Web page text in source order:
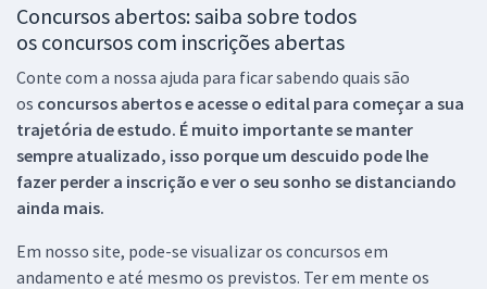
Concursos abertos: saiba sobre todos
os concursos com inscrições abertas
Conte com a nossa ajuda para ficar sabendo quais são
os concursos abertos e acesse o edital para começar a sua
trajetória de estudo. É muito importante se manter
sempre atualizado, isso porque um descuido pode lhe
fazer perder a inscrição e ver o seu sonho se distanciando
ainda mais.
Em nosso site, pode-se visualizar os concursos em
andamento e até mesmo os previstos. Ter em mente os